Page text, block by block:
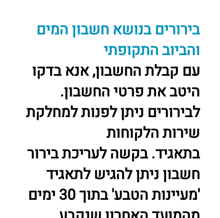
בירורים בנושא חשבון המים
והביוב התקופתי
עם קבלת החשבון, אנא בדקו
היטב את פרטי החשבון.
לבירורים ניתן לפנות למחלקת
שירות הלקוחות
בתאגיד. בקשה לעריכת בירור
חשבון ניתן להגיש לתאגיד
'מעיינות הטבע' בתוך 30 ימים